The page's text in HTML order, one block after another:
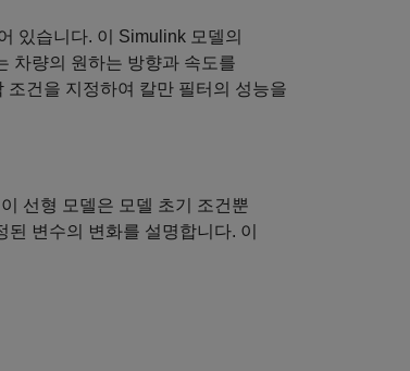
있습니다. 이 Simulink 모델의
차량의 원하는 방향과 속도를
건을 지정하여 칼만 필터의 성능을
선형 모델은 모델 초기 조건뿐
변수의 변화를 설명합니다. 이